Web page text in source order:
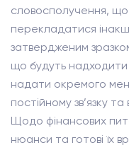
словосполучення,
перекладатися
затвердженим
що будуть
надати окремого
постійному зв’язку
Щодо фінансових
нюанси та готові їх